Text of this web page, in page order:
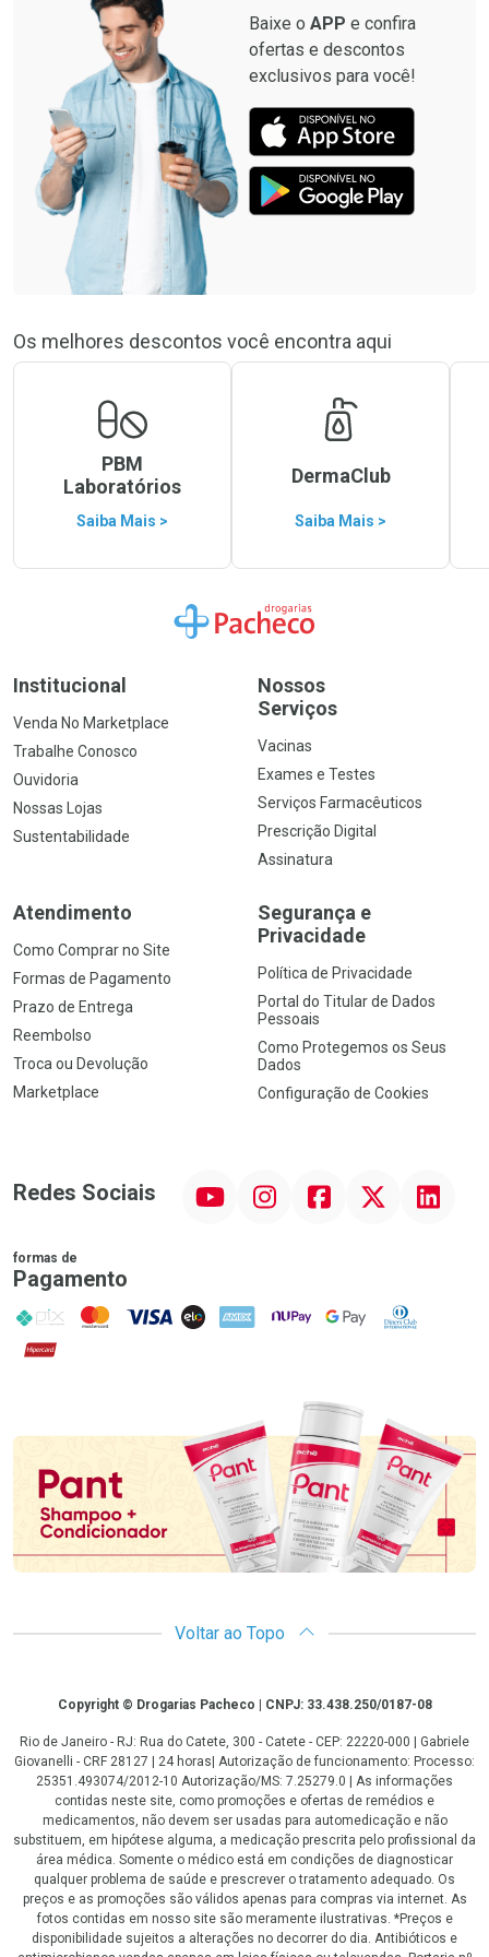
Baixe o APP e confira
ofertas e descontos
exclusivos para você!
Os melhores descontos você encontra aqui
PBM
Laboratórios
Saiba Mais >
DermaClub
Saiba Mais >
Ir para a Home
Institucional
Venda No Marketplace
Trabalhe Conosco
Ouvidoria
Nossas Lojas
Sustentabilidade
Nossos
Serviços
Vacinas
Exames e Testes
Serviços Farmacêuticos
Prescrição Digital
Assinatura
Atendimento
Como Comprar no Site
Formas de Pagamento
Prazo de Entrega
Reembolso
Troca ou Devolução
Marketplace
Segurança e
Privacidade
Política de Privacidade
Portal do Titular de Dados
Pessoais
Como Protegemos os Seus
Dados
Configuração de Cookies
Redes Sociais InstagramFacebook Linkedin
formas de
Pagamento
PIX MasterCard
VISA ELO AMEX NuPay Google PayDiners Club
Hipercard
Promoção em Destaque
Voltar ao Topo
CopyrightCopyright © Drogarias Pacheco | CNPJ: 33.438.250/0187-08
Rio de Janeiro - RJ: Rua do Catete, 300 - Catete - CEP: 22220-000 | Gabriele
Giovanelli - CRF 28127 | 24 horas| Autorização de funcionamento: Processo:
25351.493074/2012-10 Autorização/MS: 7.25279.0 | As informações
contidas neste site, como promoções e ofertas de remédios e
medicamentos, não devem ser usadas para automedicação e não
substituem, em hipótese alguma, a medicação prescrita pelo profissional da
área médica. Somente o médico está em condições de diagnosticar
qualquer problema de saúde e prescrever o tratamento adequado. Os
preços e as promoções são válidos apenas para compras via internet. As
fotos contidas em nosso site são meramente ilustrativas. *Preços e
disponibilidade sujeitos a alterações no decorrer do dia. Antibióticos e